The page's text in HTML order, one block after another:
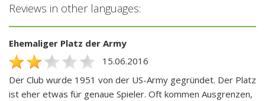
Reviews in other languages:
Ehemaliger Platz der Army
15.06.2016
Der Club wurde 1951 von der US-Army gegründet. Der Platz
ist eher etwas für genaue Spieler. Oft kommen Ausgrenzen,